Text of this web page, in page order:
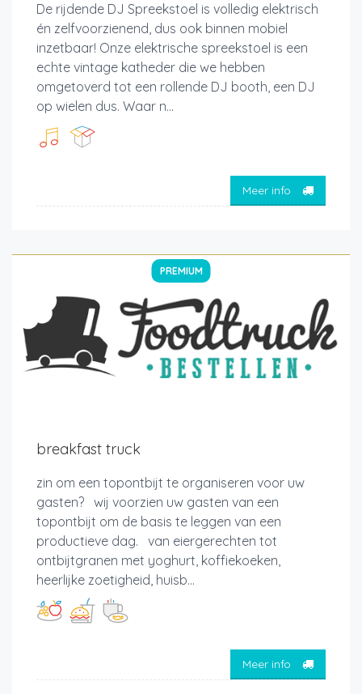
De rijdende DJ Spreekstoel is volledig elektrisch
én zelfvoorzienend, dus ook binnen mobiel
inzetbaar! Onze elektrische spreekstoel is een
echte vintage katheder die we hebben
omgetoverd tot een rollende DJ booth, een DJ
op wielen dus. Waar n...
Meer info
PREMIUM
breakfast truck
zin om een topontbijt te organiseren voor uw
gasten? wij voorzien uw gasten van een
topontbijt om de basis te leggen van een
productieve dag. van eiergerechten tot
ontbijtgranen met yoghurt, koffiekoeken,
heerlijke zoetigheid, huisb...
Meer info